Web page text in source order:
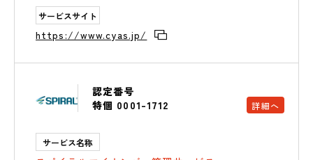
サービスサイト
https://www.cyas.jp/
認定番号
特個 0001-1712
サービス名称
詳細へ